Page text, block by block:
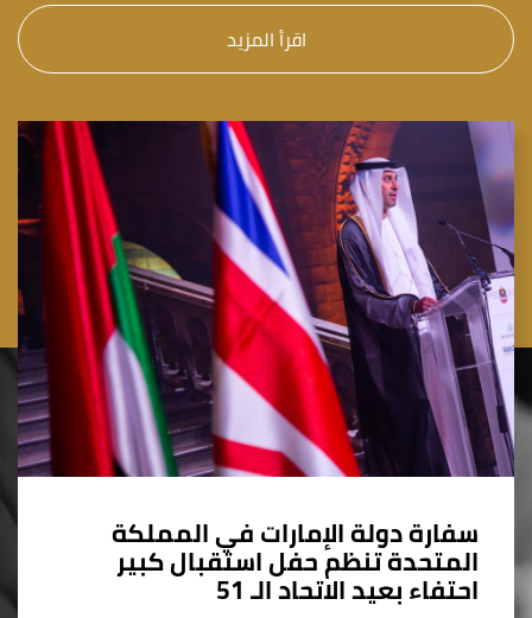
اقرأ المزيد
سفارة دولة الإمارات في المملكة
المتحدة تنظم حفل استقبال كبير
احتفاء بعيد الاتحاد الـ 51